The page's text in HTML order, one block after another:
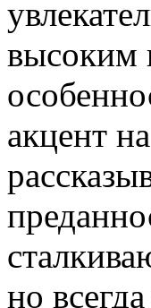
высоким
акцент
но